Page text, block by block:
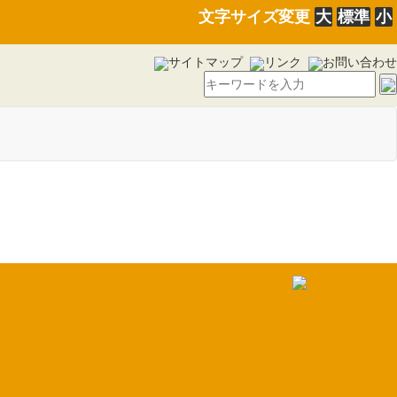
文字サイズ変更 大 標準 小
サイトマップ リンク お問い合わせ